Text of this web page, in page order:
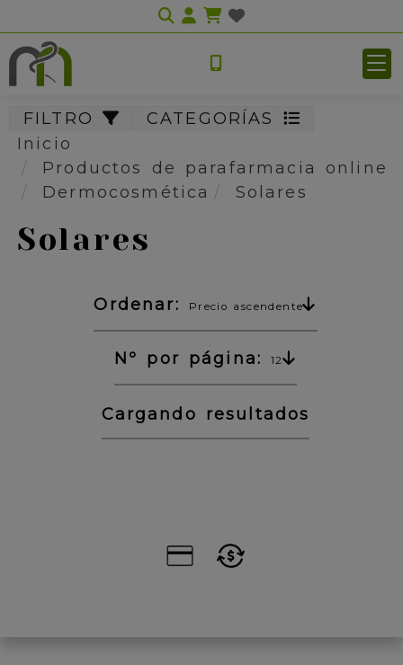
Identifícate
FILTRO
CATEGORÍAS
Inicio
Productos de parafarmacia online
Dermocosmética
Solares
Solares
Ordenar: Precio ascendente
Nº por página: 12
Cargando resultados